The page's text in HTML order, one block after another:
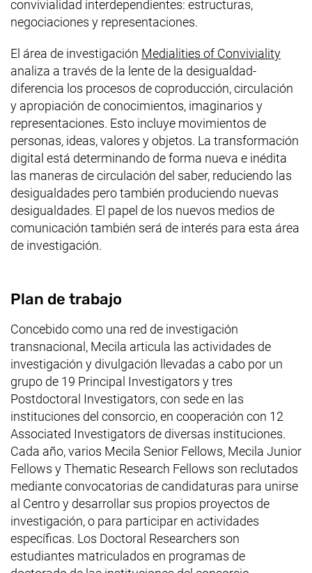
convivialidad interdependientes: estructuras,
negociaciones y representaciones.
El área de investigación Medialities of Conviviality
analiza a través de la lente de la desigualdad-
diferencia los procesos de coproducción, circulación
y apropiación de conocimientos, imaginarios y
representaciones. Esto incluye movimientos de
personas, ideas, valores y objetos. La transformación
digital está determinando de forma nueva e inédita
las maneras de circulación del saber, reduciendo las
desigualdades pero también produciendo nuevas
desigualdades. El papel de los nuevos medios de
comunicación también será de interés para esta área
de investigación.
Plan de trabajo
Concebido como una red de investigación
transnacional, Mecila articula las actividades de
investigación y divulgación llevadas a cabo por un
grupo de 19 Principal Investigators y tres
Postdoctoral Investigators, con sede en las
instituciones del consorcio, en cooperación con 12
Associated Investigators de diversas instituciones.
Cada año, varios Mecila Senior Fellows, Mecila Junior
Fellows yThematic Research Fellows son reclutados
mediante convocatorias de candidaturas para unirse
al Centro y desarrollar sus propios proyectos de
investigación, o para participar en actividades
específicas. Los Doctoral Researchers son
estudiantes matriculados en programas de